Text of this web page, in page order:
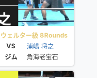
ェルター級 8Rounds
VS
浦嶋 将之
ジム 角海老宝石